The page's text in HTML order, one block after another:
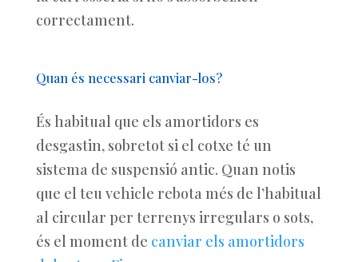
correctament.
Quan és necessari canviar-los?
És habitual que els amortidors es
desgastin, sobretot si el cotxe té un
sistema de suspensió antic. Quan notis
que el teu vehicle rebota més de l’habitual
al circular per terrenys irregulars o sots,
és el moment de canviar els amortidors